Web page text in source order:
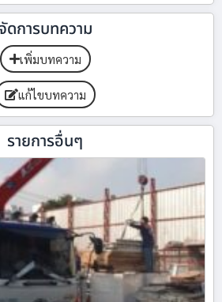
ดการบทความ
เพิ่มบทความ
แก้ไขบทความ
รายการอื่นๆ